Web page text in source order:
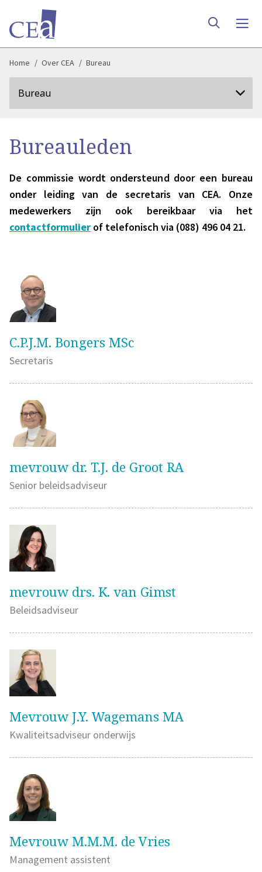
Home Over CEA Bureau
Bureau
Bureauleden
De commissie wordt ondersteund door een bureau
onder leiding van de secretaris van CEA. Onze
medewerkers zijn ook bereikbaar via het
contactformulier of telefonisch via (088) 496 04 21.
C.P.J.M. Bongers MSc
Secretaris
mevrouw dr. T.J. de Groot RA
Senior beleidsadviseur
mevrouw drs. K. van Gimst
Beleidsadviseur
Mevrouw J.Y. Wagemans MA
Kwaliteitsadviseur onderwijs
Mevrouw M.M.M. de Vries
Management assistent